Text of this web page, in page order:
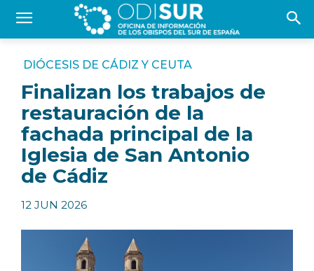
DIÓCESIS DE CÁDIZ Y CEUTA
Finalizan los trabajos de
restauración de la
fachada principal de la
Iglesia de San Antonio
de Cádiz
12 JUN 2026